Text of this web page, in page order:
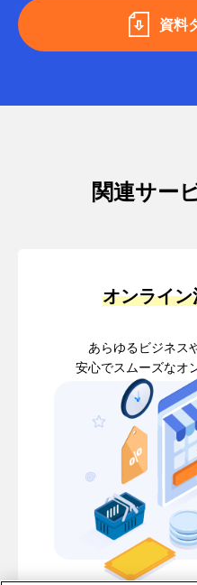
資料
関連サー
オンライ
あらゆるビジネス
安心でスムーズなオ